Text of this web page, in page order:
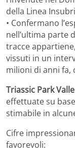
della Linea
• Confermano
nell’ultima parte
tracce
vissuti in un
milioni di anni fa,
Triassic Park
effettuate su
stimabile in
Cifre
favorevoli: